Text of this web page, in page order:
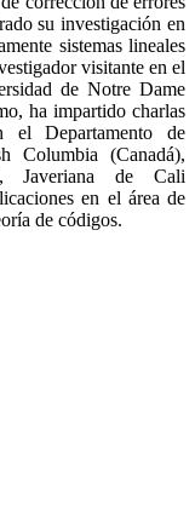
su investigación en
sistemas lineales
visitante en el
de Notre Dame
ha impartido charlas
el Departamento de
Columbia (Canadá),
Javeriana de Cali
en el área de
de códigos.